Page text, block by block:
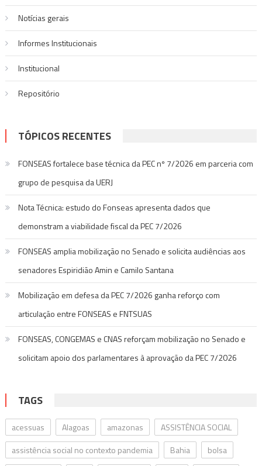
Notí­cias gerais
Informes Institucionais
Institucional
Repositório
TÓPICOS RECENTES
FONSEAS fortalece base técnica da PEC nº 7/2026 em parceria com
grupo de pesquisa da UERJ
Nota Técnica: estudo do Fonseas apresenta dados que
demonstram a viabilidade fiscal da PEC 7/2026
FONSEAS amplia mobilização no Senado e solicita audiências aos
senadores Espiridião Amin e Camilo Santana
Mobilização em defesa da PEC 7/2026 ganha reforço com
articulação entre FONSEAS e FNTSUAS
FONSEAS, CONGEMAS e CNAS reforçam mobilização no Senado e
solicitam apoio dos parlamentares à aprovação da PEC 7/2026
TAGS
acessuas Alagoas amazonas
ASSISTÊNCIA SOCIAL
assistência social no contexto pandemia
Bahia
bolsa